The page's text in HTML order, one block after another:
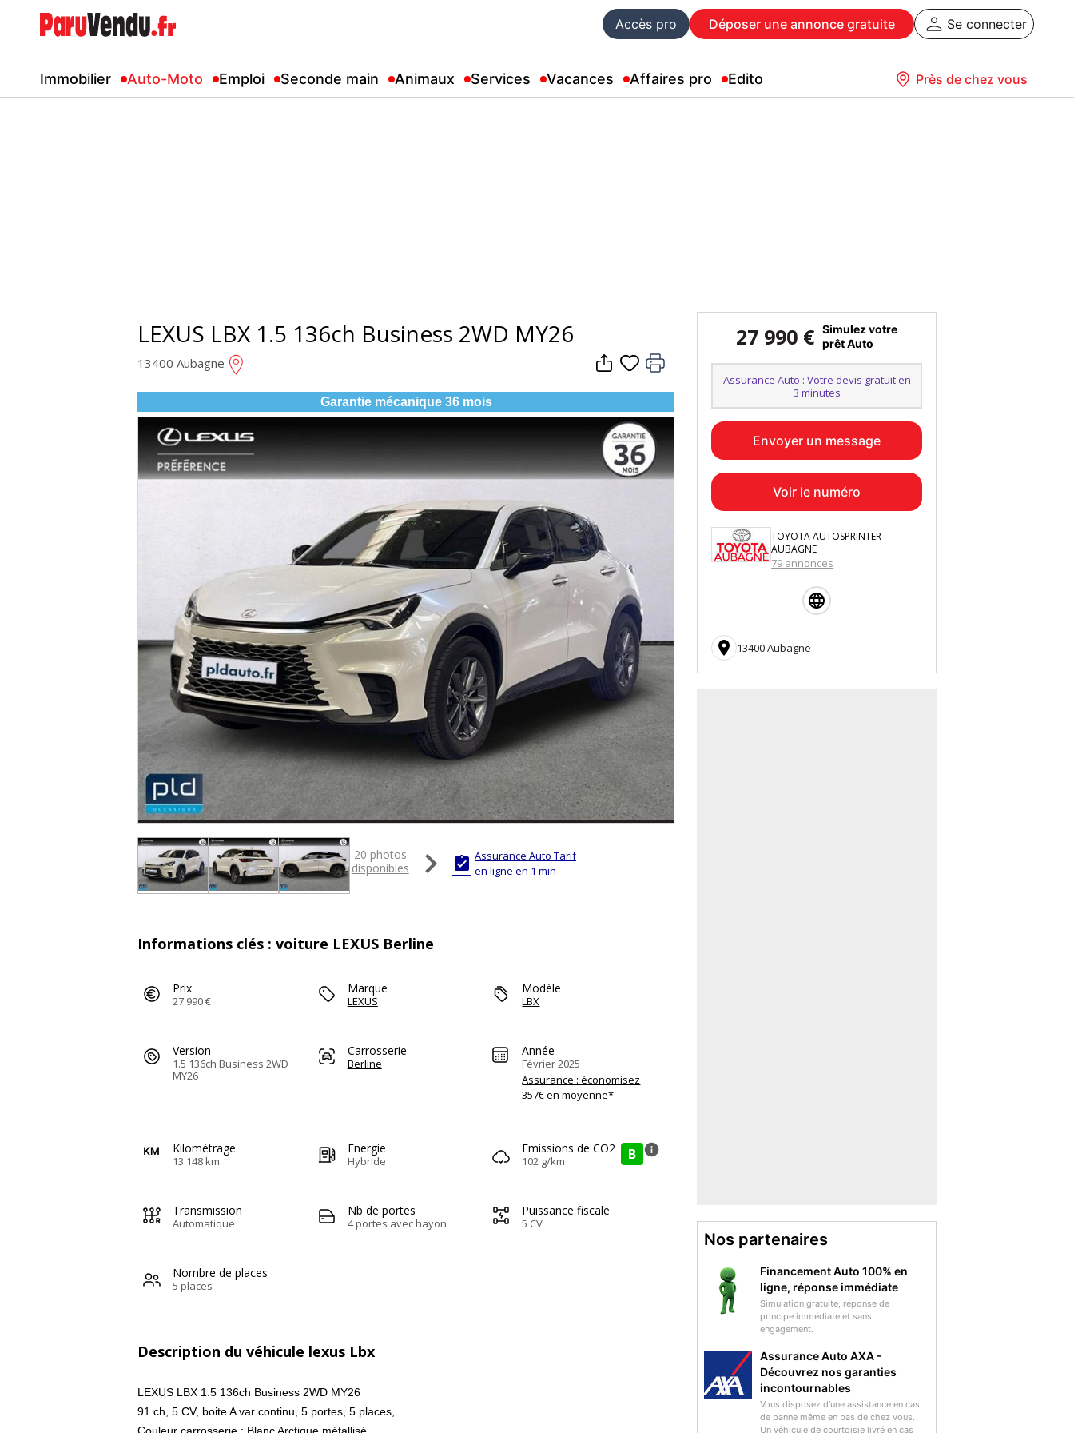
Accès pro Déposer une annonce gratuite Se connecter
Immobilier Auto-Moto Emploi Seconde main Animaux Services Vacances Affaires pro Edito Près de chez vous
LEXUS LBX 1.5 136ch Business 2WD MY26
13400 Aubagne
Garantie mécanique 36 mois
20 photos
disponibles
  Assurance Auto Tarif
en ligne en 1 min
Informations clés : voiture LEXUS Berline
Prix
27 990 €
Marque
LEXUS
Modèle
LBX
Version
1.5 136ch Business 2WD
MY26
Carrosserie
Berline
Année
Février 2025
Assurance : économisez
357€ en moyenne*
Kilométrage
13 148 km
Energie
Hybride
Emissions de CO2
102 g/km B info
Transmission
Automatique
Nb de portes
4 portes avec hayon
Puissance fiscale
5 CV
Nombre de places
5 places
Description du véhicule lexus Lbx
LEXUS LBX 1.5 136ch Business 2WD MY26
91 ch, 5 CV, boite A var continu, 5 portes, 5 places,
Couleur carrosserie : Blanc Arctique métallisé.
27 990 € Simulez votre
prêt Auto
Assurance Auto : Votre devis gratuit en
3 minutes
Envoyer un message
Voir le numéro
TOYOTA AUTOSPRINTER
AUBAGNE
79 annonces
 13400 Aubagne
Nos partenaires
Financement Auto 100% en
ligne, réponse immédiate
Simulation gratuite, réponse de
principe immédiate et sans
engagement.
Assurance Auto AXA -
Découvrez nos garanties
incontournables
Vous disposez d'une assistance en cas
de panne même en bas de chez vous.
Un véhicule de courtoisie livré en cas